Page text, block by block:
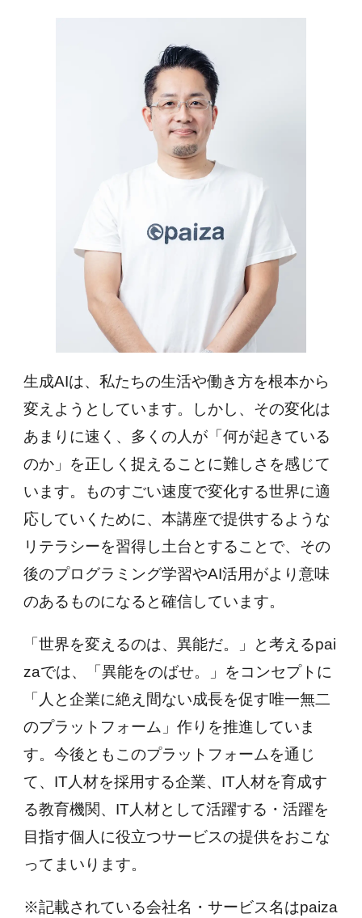
生成AIは、私たちの生活や働き方を根本から
変えようとしています。しかし、その変化は
あまりに速く、多くの人が「何が起きている
のか」を正しく捉えることに難しさを感じて
います。ものすごい速度で変化する世界に適
応していくために、本講座で提供するような
リテラシーを習得し土台とすることで、その
後のプログラミング学習やAI活用がより意味
のあるものになると確信しています。
「世界を変えるのは、異能だ。」と考えるpai
zaでは、「異能をのばせ。」をコンセプトに
「人と企業に絶え間ない成長を促す唯一無二
のプラットフォーム」作りを推進していま
す。今後ともこのプラットフォームを通じ
て、IT人材を採用する企業、IT人材を育成す
る教育機関、IT人材として活躍する・活躍を
目指す個人に役立つサービスの提供をおこな
ってまいります。
※記載されている会社名・サービス名はpaiza